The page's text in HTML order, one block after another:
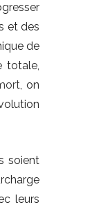
et des
de
totale,
, on
soient
leurs